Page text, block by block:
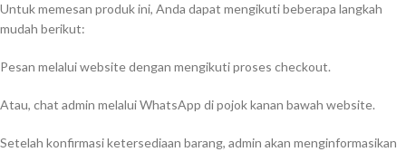
Untuk memesan produk ini, Anda dapat mengikuti beberapa langkah
mudah berikut:
Pesan melalui website dengan mengikuti proses checkout.
Atau, chat admin melalui WhatsApp di pojok kanan bawah website.
Setelah konfirmasi ketersediaan barang, admin akan menginformasikan